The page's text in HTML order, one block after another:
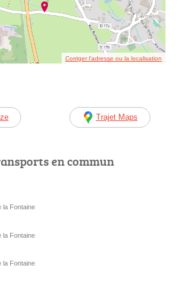
Corriger l’adresse ou la localisation
Trajet Maps
en commun
la Fontaine
la Fontaine
la Fontaine